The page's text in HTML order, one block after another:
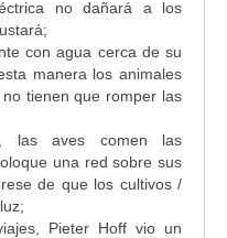
no dañará a los
con agua cerca de su
manera los animales
tienen que romper las
las aves comen las
una red sobre sus
de que los cultivos /
Pieter Hoff vio un